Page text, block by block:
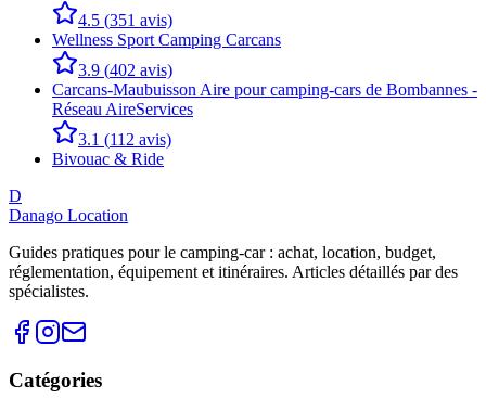
4.5 (351 avis)
Wellness Sport Camping Carcans
3.9 (402 avis)
Carcans-Maubuisson Aire pour camping-cars de Bombannes -
Réseau AireServices
3.1 (112 avis)
Bivouac & Ride
D
Danago Location
Guides pratiques pour le camping-car : achat, location, budget,
réglementation, équipement et itinéraires. Articles détaillés par des
spécialistes.
Catégories